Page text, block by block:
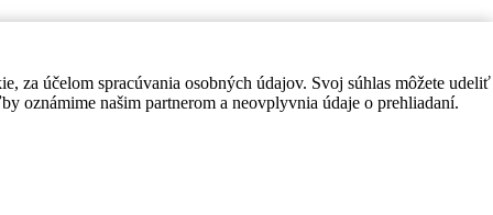
za účelom spracúvania osobných údajov. Svoj súhlas môžete udeliť
oznámime našim partnerom a neovplyvnia údaje o prehliadaní.